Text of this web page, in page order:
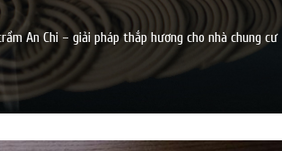
An Chi – giải pháp thắp hương cho nhà chung cư